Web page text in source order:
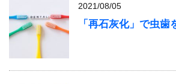
2021/08/05
「再石灰化」で虫歯